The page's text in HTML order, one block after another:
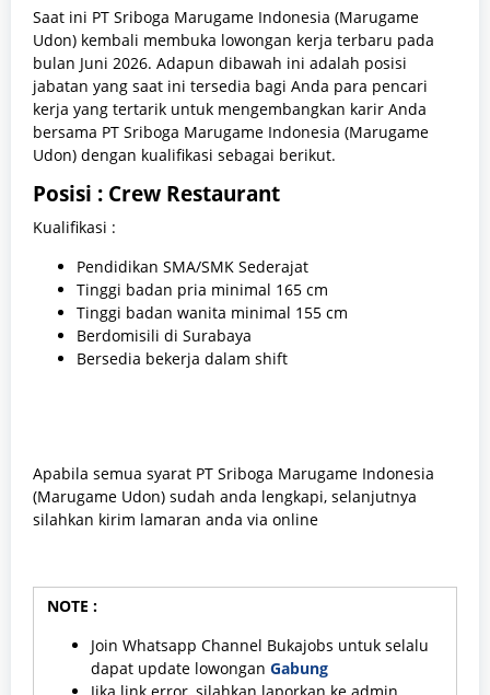
Saat ini PT Sriboga Marugame Indonesia (Marugame
Udon) kembali membuka lowongan kerja terbaru pada
bulan Juni 2026. Adapun dibawah ini adalah posisi
jabatan yang saat ini tersedia bagi Anda para pencari
kerja yang tertarik untuk mengembangkan karir Anda
bersama PT Sriboga Marugame Indonesia (Marugame
Udon) dengan kualifikasi sebagai berikut.
Posisi : Crew Restaurant
Kualifikasi :
Pendidikan SMA/SMK Sederajat
Tinggi badan pria minimal 165 cm
Tinggi badan wanita minimal 155 cm
Berdomisili di Surabaya
Bersedia bekerja dalam shift
Apabila semua syarat PT Sriboga Marugame Indonesia
(Marugame Udon) sudah anda lengkapi, selanjutnya
silahkan kirim lamaran anda via online
NOTE :
Join Whatsapp Channel Bukajobs untuk selalu
dapat update lowongan Gabung
Jika link error, silahkan laporkan ke admin